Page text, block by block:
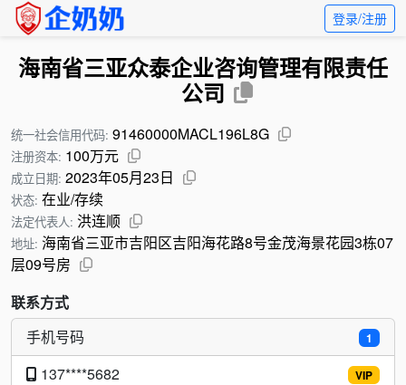
登录/注册
海南省三亚众泰企业咨询管理有限责任
公司
统一社会信用代码: 91460000MACL196L8G
注册资本: 100万元
成立日期: 2023年05月23日
状态: 在业/存续
法定代表人: 洪连顺
地址: 海南省三亚市吉阳区吉阳海花路8号金茂海景花园3栋07
层09号房
联系方式
1
手机号码
VIP
137****5682